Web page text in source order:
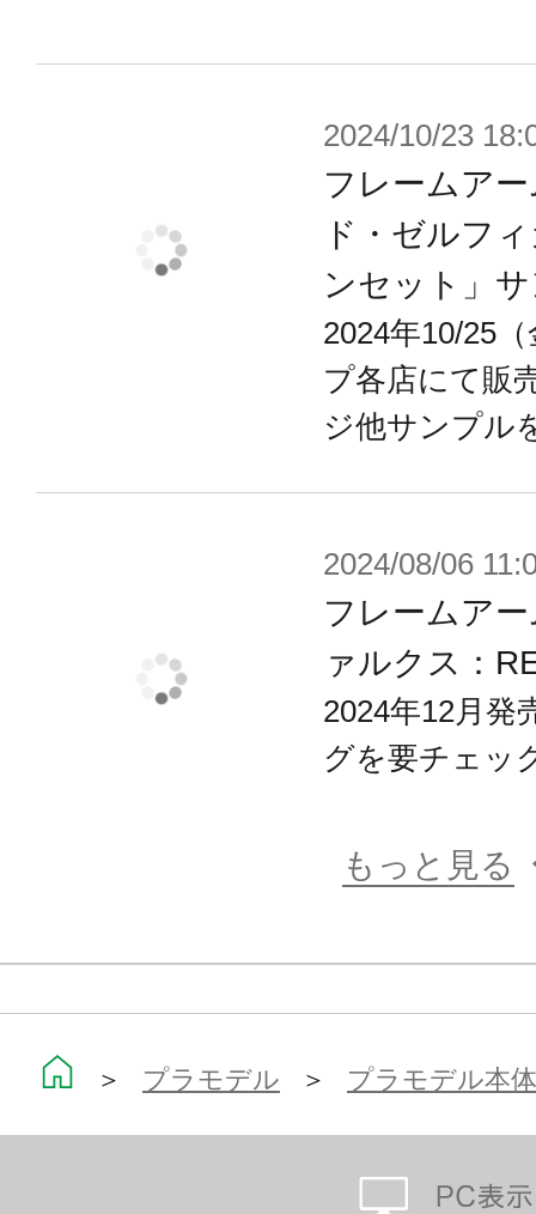
2024/10/23
フレームア
ド・ゼルフ
ンセット」
2024年10/25
プ各店にて販
ジ他サンプル
2024/08/06
フレームア
ァルクス：
2024年12月発
グを要チェッ
もっと見る
＞ プラモデル ＞ プラモデル本体